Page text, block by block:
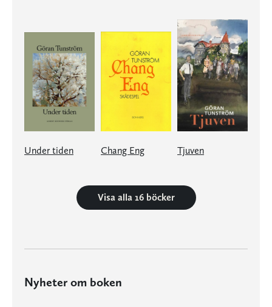
Under tiden Chang Eng Tjuven
Visa alla 16 böcker
Nyheter om boken